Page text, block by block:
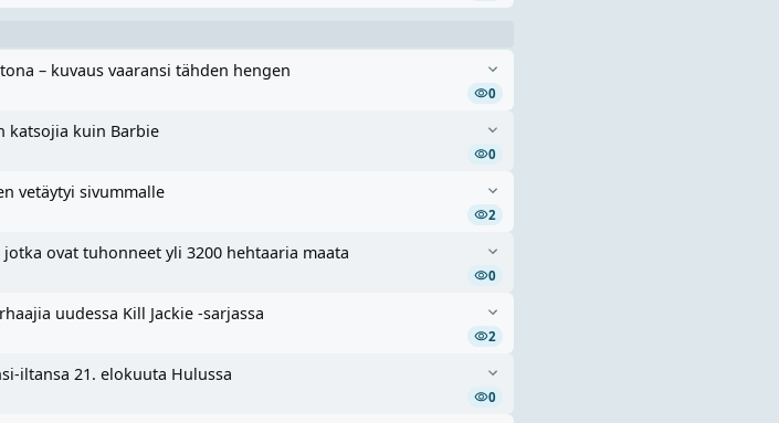
– kuvaus vaaransi tähden hengen
0
katsojia kuin Barbie
0
vetäytyi sivummalle
2
ovat tuhonneet yli 3200 hehtaaria maata
0
uudessa Kill Jackie -sarjassa
2
iltansa 21. elokuuta Hulussa
0